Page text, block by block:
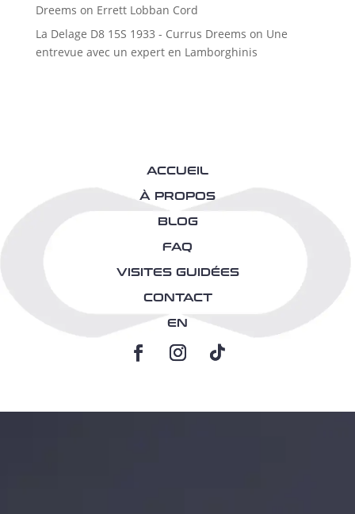
Dreems on Errett Lobban Cord
La Delage D8 15S 1933 - Currus Dreems on Une
entrevue avec un expert en Lamborghinis
ACCUEIL
À PROPOS
BLOG
FAQ
VISITES GUIDÉES
CONTACT
EN